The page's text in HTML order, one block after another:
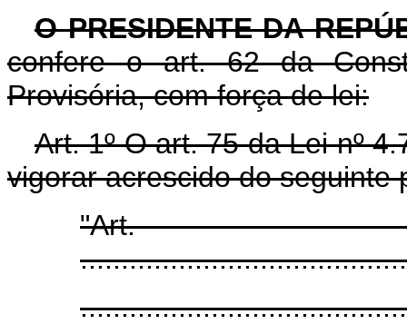
O PRESIDENTE DA
confere o art. 62 da
Provisória, com força de lei:
Art. 1º O art. 75 da Lei nº
vigorar acrescido do seguinte